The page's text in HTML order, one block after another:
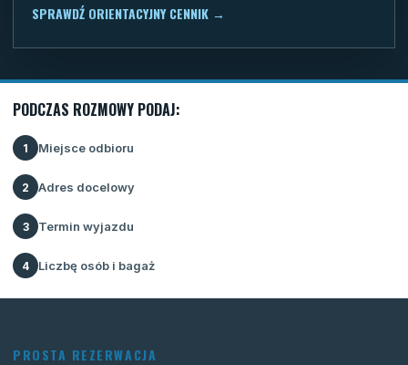
SPRAWDŹ ORIENTACYJNY CENNIK →
PODCZAS ROZMOWY PODAJ:
1 Miejsce odbioru
2 Adres docelowy
3 Termin wyjazdu
4 Liczbę osób i bagaż
PROSTA REZERWACJA